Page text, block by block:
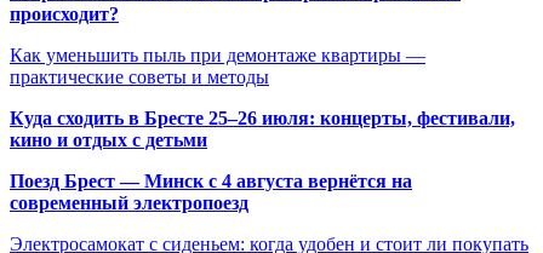
происходит?
Как уменьшить пыль при демонтаже квартиры —
практические советы и методы
Куда сходить в Бресте 25–26 июля: концерты, фестивали,
кино и отдых с детьми
Поезд Брест — Минск с 4 августа вернётся на
современный электропоезд
Электросамокат с сиденьем: когда удобен и стоит ли покупать